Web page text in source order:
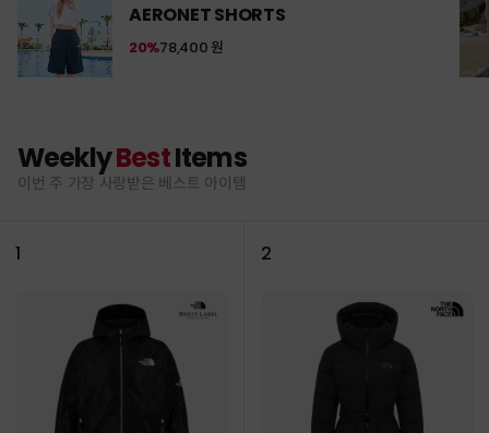
AERONET SHORTS
78,400 원
20%
WeeklyBestItems
이번 주 가장 사랑받은 베스트 아이템
1 2